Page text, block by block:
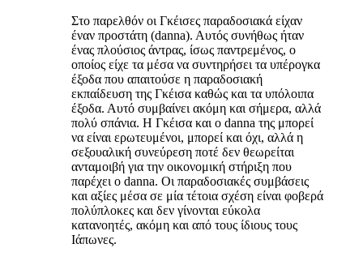
Στο παρελθόν οι Γκέισες παραδοσιακά είχαν
έναν προστάτη (danna). Αυτός συνήθως ήταν
ένας πλούσιος άντρας, ίσως παντρεμένος, ο
οποίος είχε τα μέσα να συντηρήσει τα υπέρογκα
έξοδα που απαιτούσε η παραδοσιακή
εκπαίδευση της Γκέισα καθώς και τα υπόλοιπα
έξοδα. Αυτό συμβαίνει ακόμη και σήμερα, αλλά
πολύ σπάνια. Η Γκέισα και ο danna της μπορεί
να είναι ερωτευμένοι, μπορεί και όχι, αλλά η
σεξουαλική συνεύρεση ποτέ δεν θεωρείται
ανταμοιβή για την οικονομική στήριξη που
παρέχει ο danna. Οι παραδοσιακές συμβάσεις
και αξίες μέσα σε μία τέτοια σχέση είναι φοβερά
πολύπλοκες και δεν γίνονται εύκολα
κατανοητές, ακόμη και από τους ίδιους τους
Ιάπωνες.